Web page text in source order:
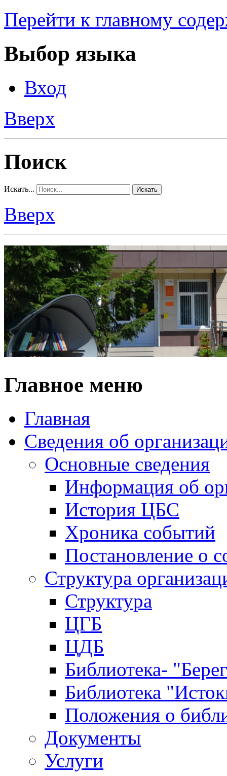
Перейти к главному
Выбор языка
Вход
Вверх
Поиск
Искать... Искать
Вверх
Главное меню
Главная
Сведения об
Основные сведения
Информация об
История ЦБС
Хроника событий
Постановление о
Структура
Структура
ЦГБ
ЦДБ
Библиотека-
Библиотека
Положения о
Документы
Услуги